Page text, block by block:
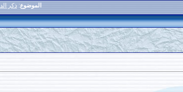
الموضوع: ذكر